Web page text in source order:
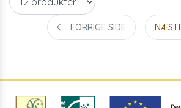
FORRIGE SIDE